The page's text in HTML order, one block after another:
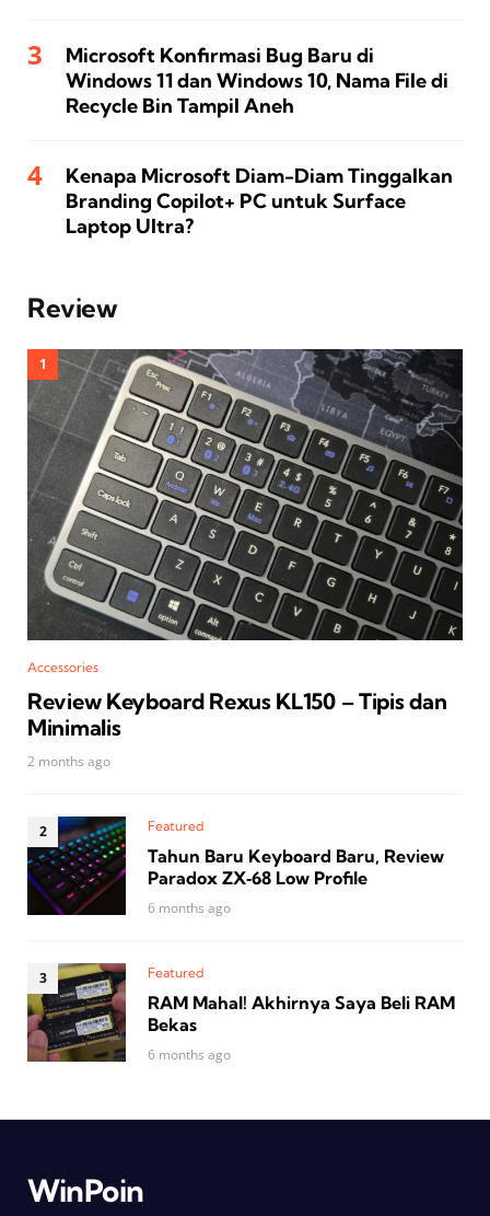
Microsoft Konfirmasi Bug Baru di
Windows 11 dan Windows 10, Nama File di
Recycle Bin Tampil Aneh
Kenapa Microsoft Diam-Diam Tinggalkan
Branding Copilot+ PC untuk Surface
Laptop Ultra?
Review
Accessories
Review Keyboard Rexus KL150 – Tipis dan
Minimalis
2 months ago
Featured
Tahun Baru Keyboard Baru, Review
Paradox ZX‑68 Low Profile
6 months ago
Featured
RAM Mahal! Akhirnya Saya Beli RAM
Bekas
6 months ago
WinPoin